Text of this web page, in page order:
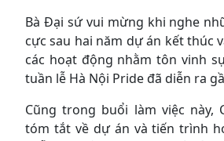
Bà Đại sứ vui mừng khi nghe
cực sau hai năm dự án kết thúc
các hoạt động nhằm tôn vinh
tuần lễ Hà Nội Pride đã diễn ra
Cũng trong buổi làm việc này,
tóm tắt về dự án và tiến trình